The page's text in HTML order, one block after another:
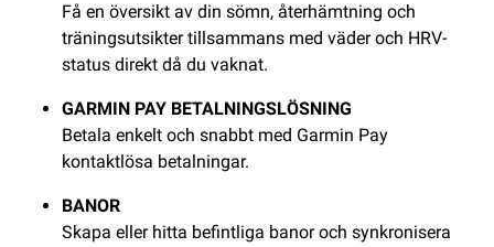
Få en översikt av din sömn, återhämtning och
träningsutsikter tillsammans med väder och HRV-
status direkt då du vaknat.
GARMIN PAY BETALNINGSLÖSNING
Betala enkelt och snabbt med Garmin Pay
kontaktlösa betalningar.
BANOR
Skapa eller hitta befintliga banor och synkronisera